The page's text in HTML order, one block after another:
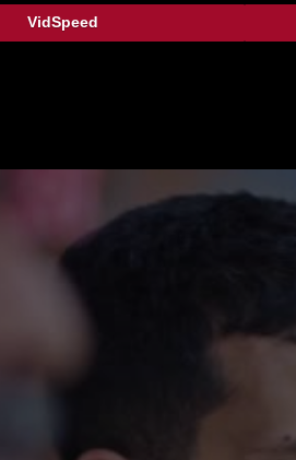
VidSpeed